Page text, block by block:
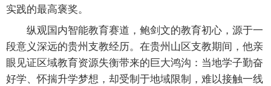
实践的最高褒奖。
纵观国内智能教育赛道，鲍剑文的教育初心，源于一
段意义深远的贵州支教经历。在贵州山区支教期间，他亲
眼见证区域教育资源失衡带来的巨大鸿沟：当地学子勤奋
好学、怀揣升学梦想，却受制于地域限制，难以接触一线